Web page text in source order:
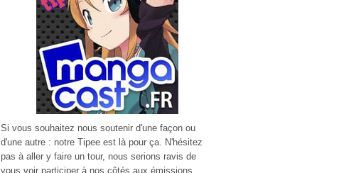
Si vous souhaitez nous soutenir d'une façon ou
d'une autre : notre Tipee est là pour ça. N'hésitez
pas à aller y faire un tour, nous serions ravis de
vous voir participer à nos côtés aux émissions.